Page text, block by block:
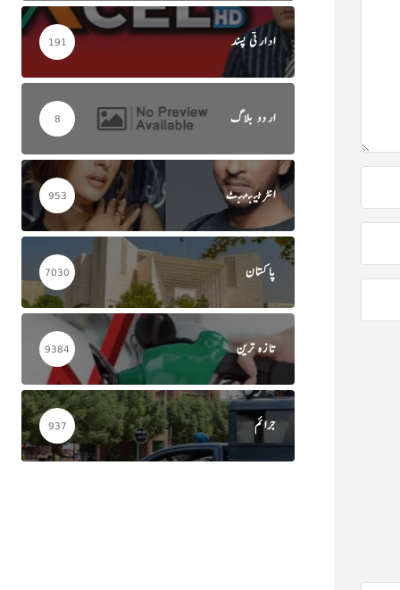
ادارتی پسند 191
اردو بلاگ 8
انٹرٹینمنٹ 953
پاکستان 7030
تازہ ترین 9384
جرائم 937